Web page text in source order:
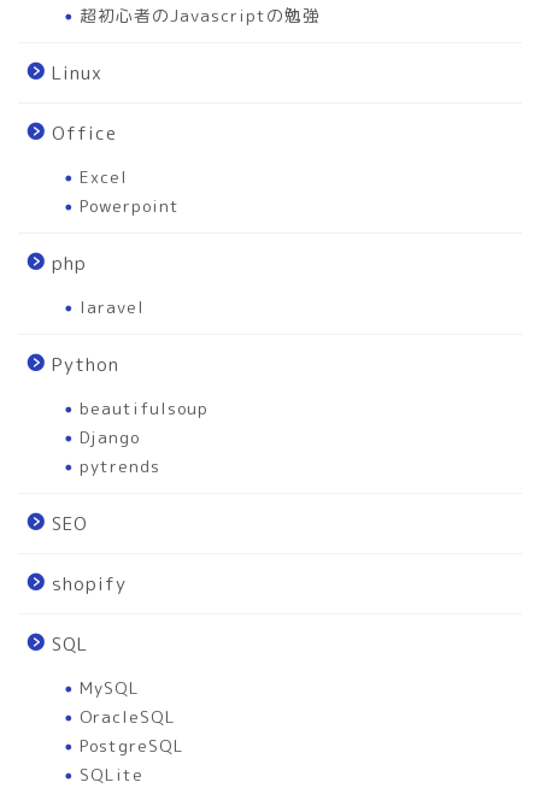
超初心者のJavascriptの勉強
Linux
Office
Excel
Powerpoint
php
laravel
Python
beautifulsoup
Django
pytrends
SEO
shopify
SQL
MySQL
OracleSQL
PostgreSQL
SQLite